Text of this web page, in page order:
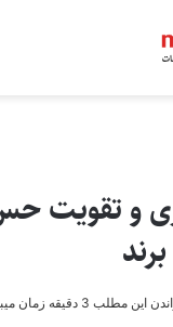
و تقویت حس
این مطلب 3 دقیقه زمان میبرد